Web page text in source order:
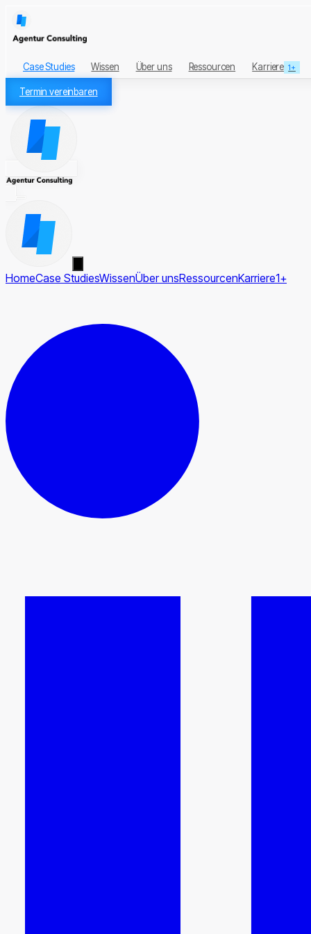
Case Studies Wissen Über uns Ressourcen Karriere 1+
Termin vereinbaren
HomeCase StudiesWissenÜber unsRessourcenKarriere1+